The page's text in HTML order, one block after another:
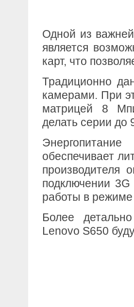
Одной из
является
карт, что
Традиционно
камерами. При
матрицей 8
делать серии до
обеспечивает
производителя
подключении
работы в
Более
Lenovo S650